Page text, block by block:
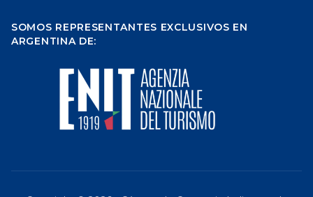
SOMOS REPRESENTANTES EXCLUSIVOS EN
ARGENTINA DE: